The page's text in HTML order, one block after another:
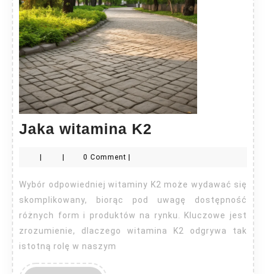
Jaka witamina K2
0 Comment
Wybór odpowiedniej witaminy K2 może wydawać się
skomplikowany, biorąc pod uwagę dostępność
różnych form i produktów na rynku. Kluczowe jest
zrozumienie, dlaczego witamina K2 odgrywa tak
istotną rolę w naszym